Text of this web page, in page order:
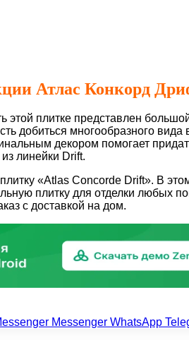
Атлас Конкорд
этой плитке представлен
добиться многообразного
декором помогает
линейки Drift.
«Atlas Concorde Drift». В
плитку для отделки любых
с доставкой на дом.
Messenger WhatsApp